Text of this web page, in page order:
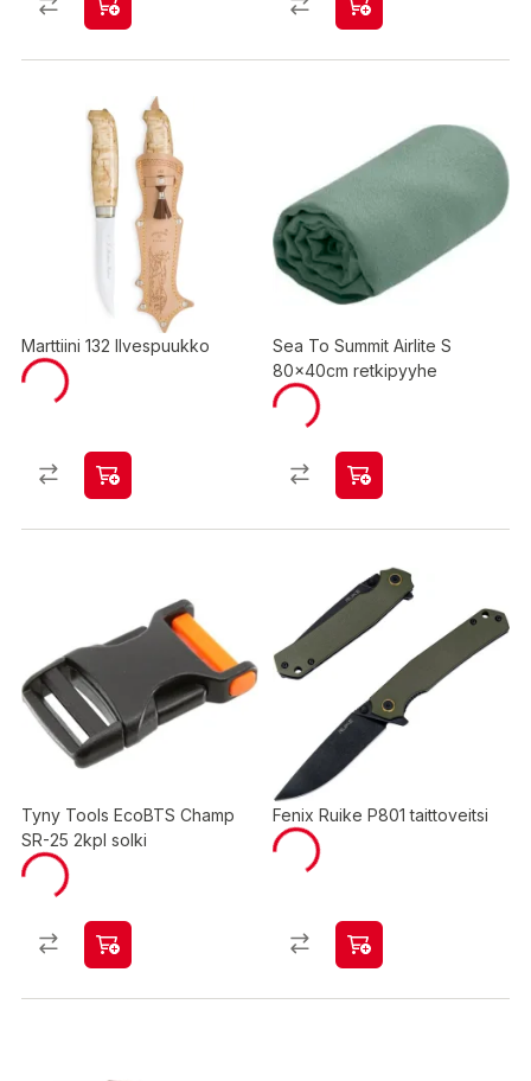
Marttiini 132 Ilvespuukko
Sea To Summit Airlite S
80x40cm retkipyyhe
Tyny Tools EcoBTS Champ
SR-25 2kpl solki
Fenix Ruike P801 taittoveitsi